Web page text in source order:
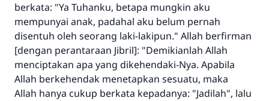
berkata: "Ya Tuhanku, betapa mungkin aku
mempunyai anak, padahal aku belum pernah
disentuh oleh seorang laki-lakipun." Allah berfirman
[dengan perantaraan Jibril]: "Demikianlah Allah
menciptakan apa yang dikehendaki-Nya. Apabila
Allah berkehendak menetapkan sesuatu, maka
Allah hanya cukup berkata kepadanya: "Jadilah", lalu
Jawaban no. 110845